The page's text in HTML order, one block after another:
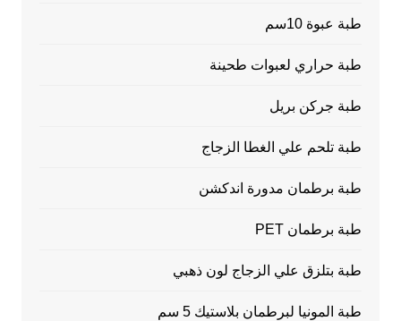
طبة عبوة 10سم
طبة حراري لعبوات طحينة
طبة جركن بريل
طبة تلحم علي الغطا الزجاج
طبة برطمان مدورة اندكشن
طبة برطمان PET
طبة بتلزق علي الزجاج لون ذهبي
طبة المونيا لبرطمان بلاستيك 5 سم